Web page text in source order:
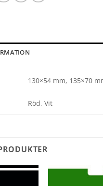
130×54 mm, 135×70
Röd, Vit